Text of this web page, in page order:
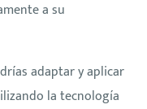
a su
adaptar y aplicar
la tecnología